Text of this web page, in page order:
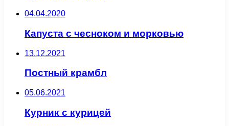
04.04.2020
Капуста с чесноком и морковью
13.12.2021
Постный крамбл
05.06.2021
Курник с курицей